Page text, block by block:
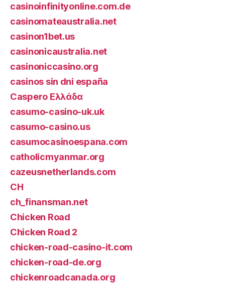
casinoinfinityonline.com.de
casinomateaustralia.net
casinon1bet.us
casinonicaustralia.net
casinoniccasino.org
casinos sin dni españa
Caspero Ελλάδα
casumo-casino-uk.uk
casumo-casino.us
casumocasinoespana.com
catholicmyanmar.org
cazeusnetherlands.com
CH
ch_finansman.net
Chicken Road
Chicken Road 2
chicken-road-casino-it.com
chicken-road-de.org
chickenroadcanada.org